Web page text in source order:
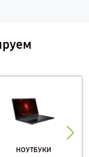
НОУТБУКИ